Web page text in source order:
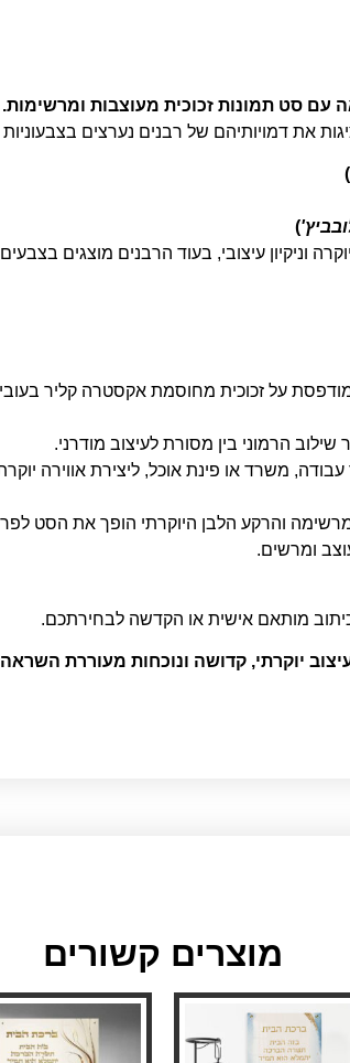
עם סט תמונות זכוכית מעוצבות ומרשימות.
את דמויותיהם של רבנים נערצים
)
)
וניקיון עיצובי, בעוד הרבנים מוצגים
שילוב הרמוני בין מסורת לעיצוב מודרני.
עבודה, משרד או פינת אוכל, ליצירת אווירה
והרקע הלבן היוקרתי הופך את הסט
ומרשים.
כיתוב מותאם אישית או הקדשה לבחירתכם.
מוצרים קשורים